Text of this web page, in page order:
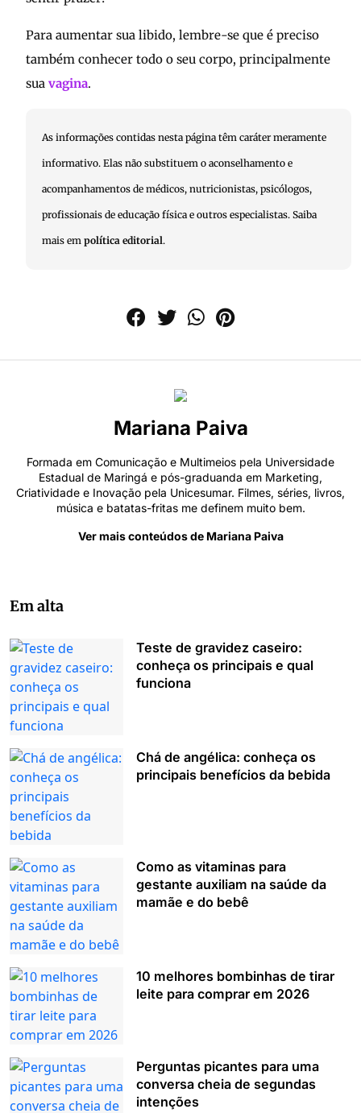
Para aumentar sua libido, lembre-se que é preciso
também conhecer todo o seu corpo, principalmente
sua vagina.
As informações contidas nesta página têm caráter meramente
informativo. Elas não substituem o aconselhamento e
acompanhamentos de médicos, nutricionistas, psicólogos,
profissionais de educação física e outros especialistas. Saiba
mais em política editorial.
Mariana Paiva
Formada em Comunicação e Multimeios pela Universidade
Estadual de Maringá e pós-graduanda em Marketing,
Criatividade e Inovação pela Unicesumar. Filmes, séries, livros,
música e batatas-fritas me definem muito bem.
Ver mais conteúdos de Mariana Paiva
Em alta
Teste de gravidez caseiro:
conheça os principais e qual
funciona
Chá de angélica: conheça os
principais benefícios da bebida
Como as vitaminas para
gestante auxiliam na saúde da
mamãe e do bebê
10 melhores bombinhas de tirar
leite para comprar em 2026
Perguntas picantes para uma
conversa cheia de segundas
intenções